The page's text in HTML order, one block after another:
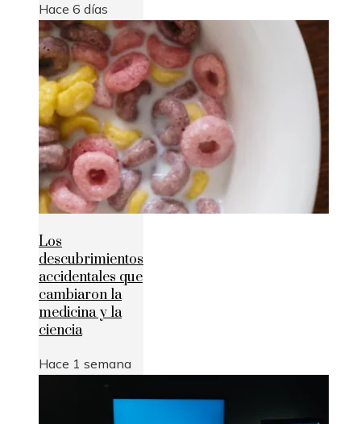
Hace 6 días
Los
descubrimientos
accidentales que
cambiaron la
medicina y la
ciencia
Hace 1 semana